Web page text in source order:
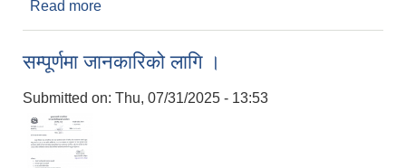
Read more
सम्पूर्णमा जानकारिको लागि ।
Submitted on: Thu, 07/31/2025 - 13:53